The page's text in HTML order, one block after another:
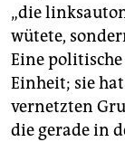
„die
wütete,
Eine
Einheit; sie
vernetzten
die gerade in